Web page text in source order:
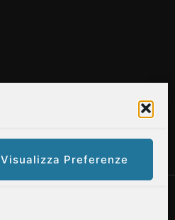
Visualizza Preferenze